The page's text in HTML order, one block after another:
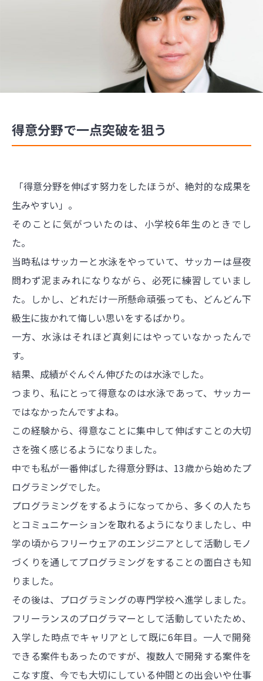
得意分野で一点突破を狙う
「得意分野を伸ばす努力をしたほうが、絶対的な成果を
生みやすい」。
そのことに気がついたのは、小学校6年生のときでし
た。
当時私はサッカーと水泳をやっていて、サッカーは昼夜
問わず泥まみれになりながら、必死に練習していまし
た。しかし、どれだけ一所懸命頑張っても、どんどん下
級生に抜かれて悔しい思いをするばかり。
一方、水泳はそれほど真剣にはやっていなかったんで
す。
結果、成績がぐんぐん伸びたのは水泳でした。
つまり、私にとって得意なのは水泳であって、サッカー
ではなかったんですよね。
この経験から、得意なことに集中して伸ばすことの大切
さを強く感じるようになりました。
中でも私が一番伸ばした得意分野は、13歳から始めたプ
ログラミングでした。
プログラミングをするようになってから、多くの人たち
とコミュニケーションを取れるようになりましたし、中
学の頃からフリーウェアのエンジニアとして活動しモノ
づくりを通してプログラミングをすることの面白さも知
りました。
その後は、プログラミングの専門学校へ進学しました。
フリーランスのプログラマーとして活動していたため、
入学した時点でキャリアとして既に6年目。一人で開発
できる案件もあったのですが、複数人で開発する案件を
こなす度、今でも大切にしている仲間との出会いや仕事